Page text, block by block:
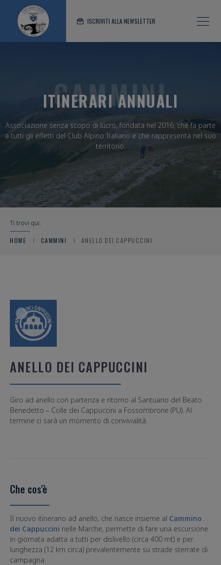
ISCRIVITI ALLA NEWSLETTER
CAMMINI
ITINERARI ANNUALI
Associazione senza scopo di lucro, fondata nel 2016, che fa parte
a tutti gli effetti del Club Alpino Italiano e che rappresenta nel suo
territorio.
Ti trovi qui:
HOME CAMMINI ANELLO DEI CAPPUCCINI
ANELLO DEI CAPPUCCINI
Giro ad anello con partenza e ritorno al Santuario del Beato
Benedetto – Colle dei Cappuccini a Fossombrone (PU). Al
termine ci sarà un momento di convivialità.
Che cos'è
Il nuovo itinerario ad anello, che nasce insieme al Cammino
dei Cappuccini nelle Marche, permette di fare una escursione
in giornata adatta a tutti per dislivello (circa 400 mt) e per
lunghezza (12 km circa) prevalentemente su strade sterrate di
campagna.